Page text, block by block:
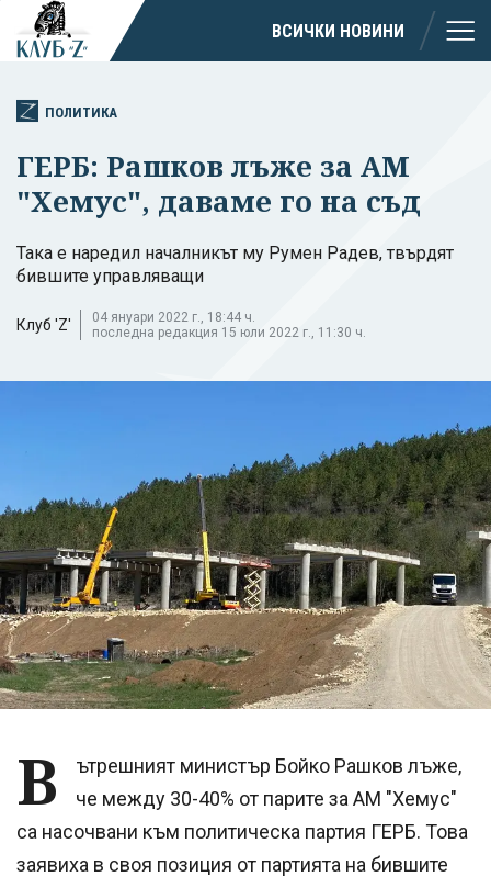
ВСИЧКИ НОВИНИ
ПОЛИТИКА
ГЕРБ: Рашков лъже за АМ
"Хемус", даваме го на съд
Така е наредил началникът му Румен Радев, твърдят
бившите управляващи
Клуб 'Z'
04 януари 2022 г., 18:44 ч.
последна редакция 15 юли 2022 г., 11:30 ч.
В
ътрешният министър Бойко Рашков лъже,
че между 30-40% от парите за АМ "Хемус"
са насочвани към политическа партия ГЕРБ. Това
заявиха в своя позиция от партията на бившите